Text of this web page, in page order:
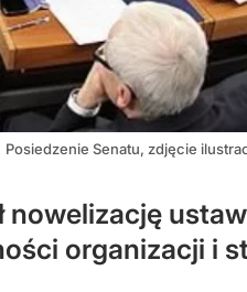
Posiedzenie Senatu, zdjęcie
organizacji i